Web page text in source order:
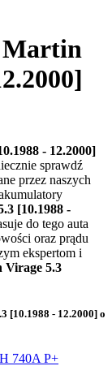
Martin
- 12.2000]
sprawdź
przez naszych
[10.1988 -
do tego auta
oraz prądu
ekspertom i
Virage 5.3
[10.1988 - 12.2000] o